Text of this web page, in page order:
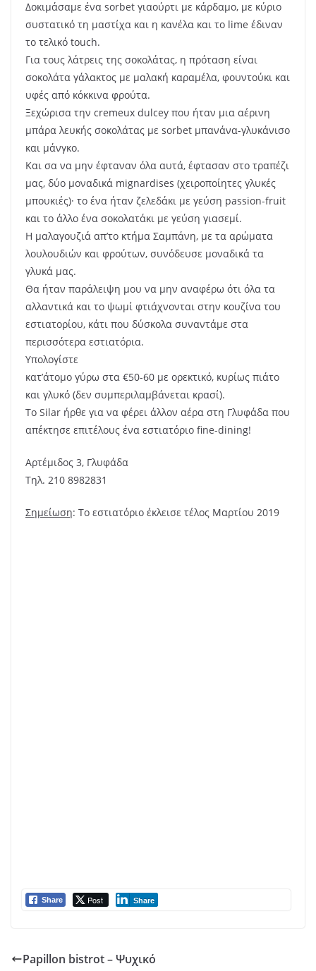
Δοκιμάσαμε ένα sorbet γιαούρτι με κάρδαμο, με κύριο
συστατικό τη μαστίχα και η κανέλα και το lime έδιναν
το τελικό touch.
Για τους λάτρεις της σοκολάτας, η πρόταση είναι
σοκολάτα γάλακτος με μαλακή καραμέλα, φουντούκι και
υφές από κόκκινα φρούτα.
Ξεχώρισα την cremeux dulcey που ήταν μια αέρινη
μπάρα λευκής σοκολάτας με sorbet μπανάνα-γλυκάνισο
και μάνγκο.
Και σα να μην έφταναν όλα αυτά, έφτασαν στο τραπέζι
μας, δύο μοναδικά mignardises (χειροποίητες γλυκές
μπουκιές)· το ένα ήταν ζελεδάκι με γεύση passion-fruit
και το άλλο ένα σοκολατάκι με γεύση γιασεμί.
Η μαλαγουζιά απ’το κτήμα Σαμπάνη, με τα αρώματα
λουλουδιών και φρούτων, συνόδευσε μοναδικά τα
γλυκά μας.
Θα ήταν παράλειψη μου να μην αναφέρω ότι όλα τα
αλλαντικά και το ψωμί φτιάχνονται στην κουζίνα του
εστιατορίου, κάτι που δύσκολα συναντάμε στα
περισσότερα εστιατόρια.
Υπολογίστε
κατ’άτομο γύρω στα €50-60 με ορεκτικό, κυρίως πιάτο
και γλυκό (δεν συμπεριλαμβάνεται κρασί).
Το Silar ήρθε για να φέρει άλλον αέρα στη Γλυφάδα που
απέκτησε επιτέλους ένα εστιατόριο fine-dining!
Αρτέμιδος 3, Γλυφάδα
Τηλ. 210 8982831
Σημείωση: Το εστιατόριο έκλεισε τέλος Μαρτίου 2019
Share Post Share
Papillon bistrot – Ψυχικό